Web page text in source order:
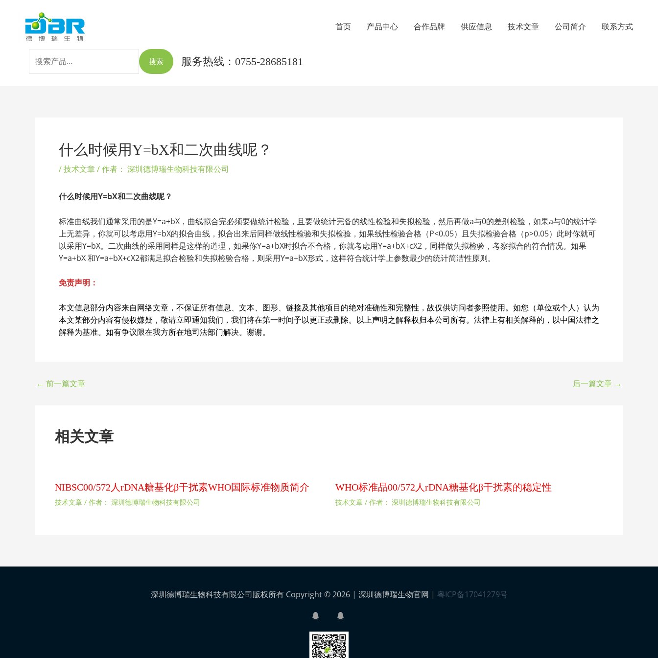
首页 产品中心 合作品牌 供应信息 技术文章 公司简介 联系方式
索：
搜索 服务热线：0755-28685181
什么时候用Y=bX和二次曲线呢？
/技术文章/ 作者： 深圳德博瑞生物科技有限公司
什么时候用Y=bX和二次曲线呢？
标准曲线我们通常采用的是Y=a+bX，曲线拟合完必须要做统计检验，且要做统计完备的线性检验和失拟检验，然后再做a与0的差别检验，如果a与0的统计学
上无差异，你就可以考虑用Y=bX的拟合曲线，拟合出来后同样做线性检验和失拟检验，如果线性检验合格（P<0.05）且失拟检验合格（p>0.05）此时你就可
以采用Y=bX。二次曲线的采用同样是这样的道理，如果你Y=a+bX时拟合不合格，你就考虑用Y=a+bX+cX2，同样做失拟检验，考察拟合的符合情况。如果
Y=a+bX 和Y=a+bX+cX2都满足拟合检验和失拟检验合格，则采用Y=a+bX形式，这样符合统计学上参数最少的统计简洁性原则。
免责声明：
本文信息部分内容来自网络文章，不保证所有信息、文本、图形、链接及其他项目的绝对准确性和完整性，故仅供访问者参照使用。如您（单位或个人）认为
本文某部分内容有侵权嫌疑，敬请立即通知我们，我们将在第一时间予以更正或删除。以上声明之解释权归本公司所有。法律上有相关解释的，以中国法律之
解释为基准。如有争议限在我方所在地司法部门解决。谢谢。
← 前一篇文章 后一篇文章 →
相关文章
NIBSC00/572人rDNA糖基化β干扰素WHO国际标准物质简介
技术文章 / 作者： 深圳德博瑞生物科技有限公司
WHO标准品00/572人rDNA糖基化β干扰素的稳定性
技术文章/ 作者： 深圳德博瑞生物科技有限公司
深圳德博瑞生物科技有限公司版权所有 Copyright © 2026 | 深圳德博瑞生物官网 | 粤ICP备17041279号